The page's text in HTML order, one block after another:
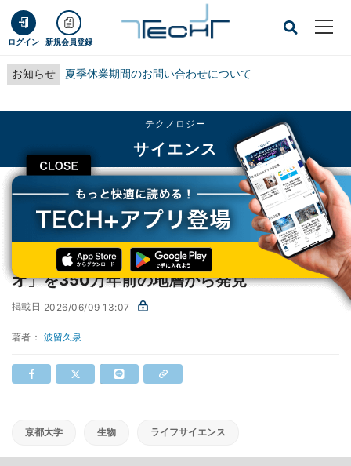
ログイン 新規会員登録
お知らせ 夏季休業期間のお問い合わせについて
CLOSE
テクノロジー
サイエンス
TECH+ テクノロジー
サイエンス
京大、新属新種「アジムオオサンショウウオ」を350万年前の地層から発見
京大、新属新種「アジムオオサンショウウ
オ」を350万年前の地層から発見
掲載日 2026/06/09 13:07
著者： 波留久泉
京都大学 生物 ライフサイエンス